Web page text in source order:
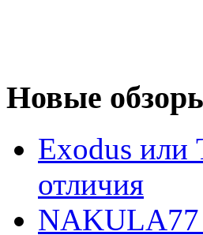
Новые
Exodus
отличия
NAKULA77